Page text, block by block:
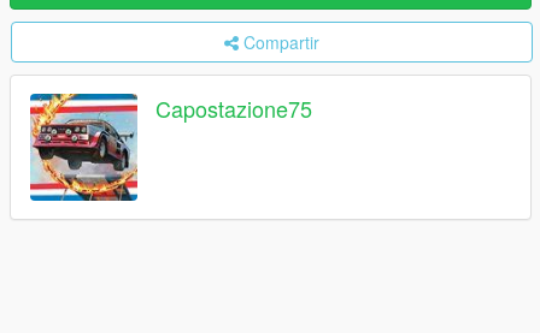
Compartir
Capostazione75